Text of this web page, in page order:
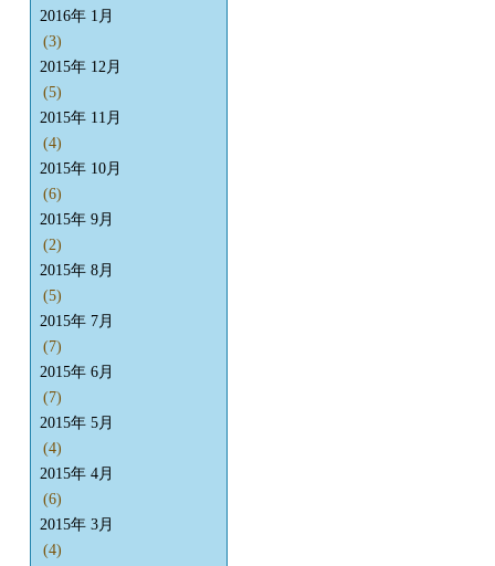
2016年 1月
(3)
2015年 12月
(5)
2015年 11月
(4)
2015年 10月
(6)
2015年 9月
(2)
2015年 8月
(5)
2015年 7月
(7)
2015年 6月
(7)
2015年 5月
(4)
2015年 4月
(6)
2015年 3月
(4)